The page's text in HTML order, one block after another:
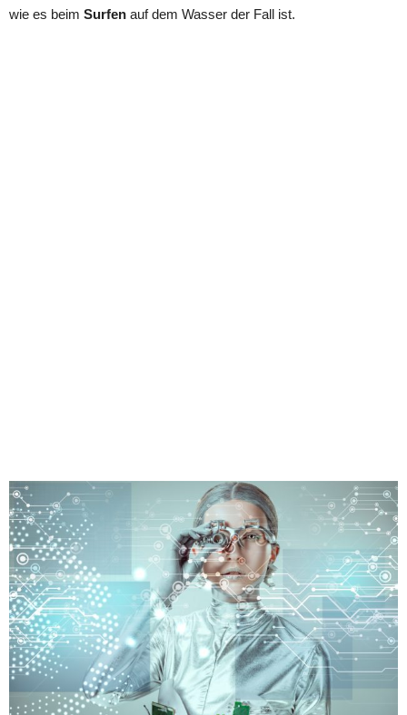
wie es beim Surfen auf dem Wasser der Fall ist.